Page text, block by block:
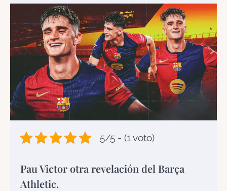
5/5 - (1 voto)
Pau Victor otra revelación del Barça
Athletic.